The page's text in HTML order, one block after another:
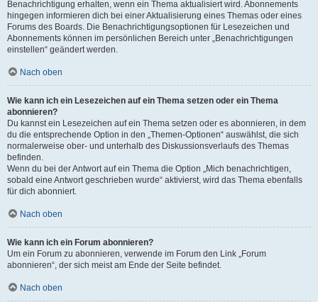
Benachrichtigung erhalten, wenn ein Thema aktualisiert wird. Abonnements
hingegen informieren dich bei einer Aktualisierung eines Themas oder eines
Forums des Boards. Die Benachrichtigungsoptionen für Lesezeichen und
Abonnements können im persönlichen Bereich unter „Benachrichtigungen
einstellen“ geändert werden.
Nach oben
Wie kann ich ein Lesezeichen auf ein Thema setzen oder ein Thema
abonnieren?
Du kannst ein Lesezeichen auf ein Thema setzen oder es abonnieren, in dem
du die entsprechende Option in den „Themen-Optionen“ auswählst, die sich
normalerweise ober- und unterhalb des Diskussionsverlaufs des Themas
befinden.
Wenn du bei der Antwort auf ein Thema die Option „Mich benachrichtigen,
sobald eine Antwort geschrieben wurde“ aktivierst, wird das Thema ebenfalls
für dich abonniert.
Nach oben
Wie kann ich ein Forum abonnieren?
Um ein Forum zu abonnieren, verwende im Forum den Link „Forum
abonnieren“, der sich meist am Ende der Seite befindet.
Nach oben